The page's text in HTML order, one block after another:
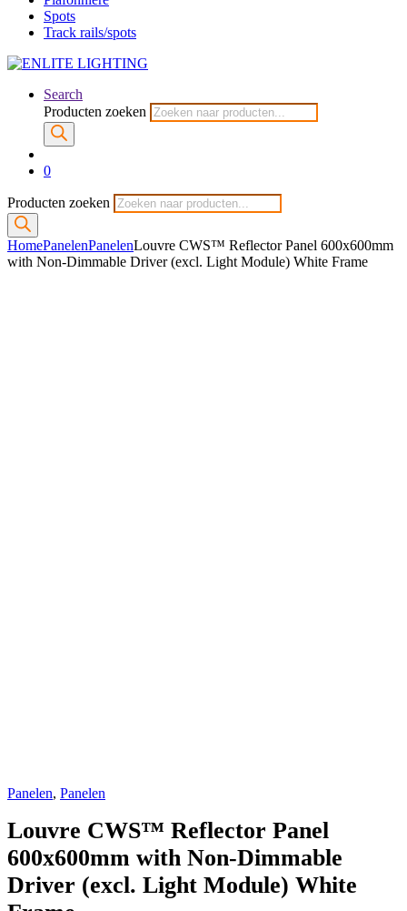
Spots
Track rails/spots
Search
Producten zoeken
0
Producten zoeken
HomePanelenPanelenLouvre CWS™ Reflector Panel 600x600mm
with Non-Dimmable Driver (excl. Light Module) White Frame
Panelen, Panelen
Louvre CWS™ Reflector Panel
600x600mm with Non-Dimmable
Driver (excl. Light Module) White